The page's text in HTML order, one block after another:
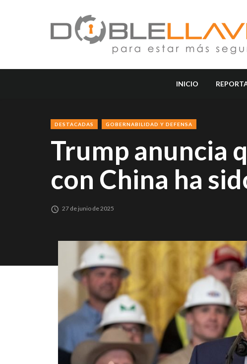
INICIO
DESTACADAS GOBERNABILIDAD Y DEFENSA
Trump anuncia
con China ha
27 de junio de 2025